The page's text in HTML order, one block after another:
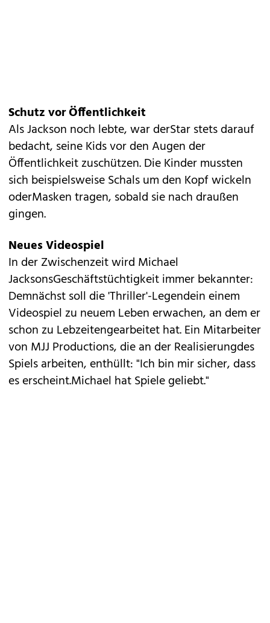
Schutz vor Öffentlichkeit
Als Jackson noch lebte, war derStar stets darauf
bedacht, seine Kids vor den Augen der
Öffentlichkeit zuschützen. Die Kinder mussten
sich beispielsweise Schals um den Kopf wickeln
oderMasken tragen, sobald sie nach draußen
gingen.
Neues Videospiel
In der Zwischenzeit wird Michael
JacksonsGeschäftstüchtigkeit immer bekannter:
Demnächst soll die 'Thriller'-Legendein einem
Videospiel zu neuem Leben erwachen, an dem er
schon zu Lebzeitengearbeitet hat. Ein Mitarbeiter
von MJJ Productions, die an der Realisierungdes
Spiels arbeiten, enthüllt: "Ich bin mir sicher, dass
es erscheint.Michael hat Spiele geliebt."